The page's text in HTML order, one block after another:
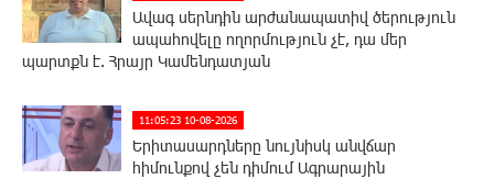
Ավագ սերնդին արժանապատիվ ծերություն
ապահովելը ողորմություն չէ, դա մեր
պարտքն է. Հրայր Կամենդատյան
11:05:23 10-08-2026
Երիտասարդները նույնիսկ անվճար
հիմունքով չեն դիմում Ագրարային